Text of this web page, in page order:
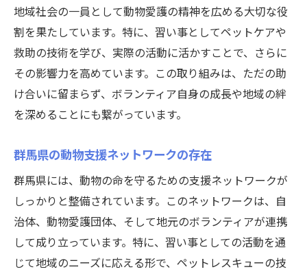
地域社会の一員として動物愛護の精神を広める大切な役
割を果たしています。特に、習い事としてペットケアや
救助の技術を学び、実際の活動に活かすことで、さらに
その影響力を高めています。この取り組みは、ただの助
け合いに留まらず、ボランティア自身の成長や地域の絆
を深めることにも繋がっています。
群馬県の動物支援ネットワークの存在
群馬県には、動物の命を守るための支援ネットワークが
しっかりと整備されています。このネットワークは、自
治体、動物愛護団体、そして地元のボランティアが連携
して成り立っています。特に、習い事としての活動を通
じて地域のニーズに応える形で、ペットレスキューの技